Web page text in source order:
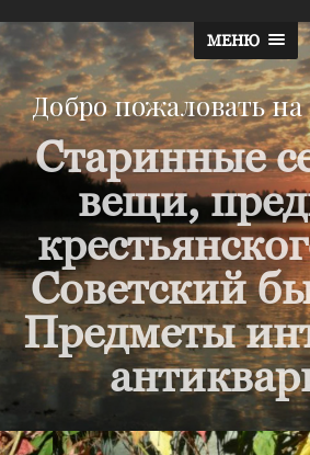
МЕНЮ
Добро пожаловать на
Старинные
вещи,
Советский
Предметы